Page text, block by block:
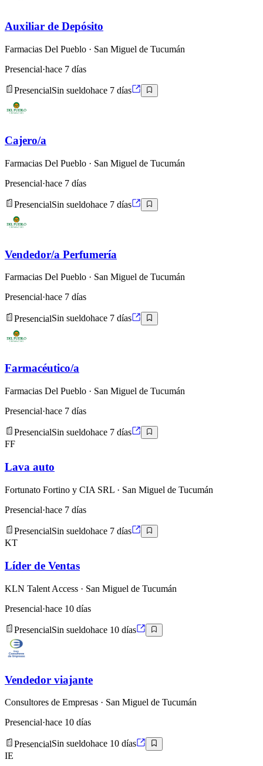
Auxiliar de Depósito
Farmacias Del Pueblo · San Miguel de Tucumán
Presencial·hace 7 días
PresencialSin sueldohace 7 días
Cajero/a
Farmacias Del Pueblo · San Miguel de Tucumán
Presencial·hace 7 días
PresencialSin sueldohace 7 días
Vendedor/a Perfumería
Farmacias Del Pueblo · San Miguel de Tucumán
Presencial·hace 7 días
PresencialSin sueldohace 7 días
Farmacéutico/a
Farmacias Del Pueblo · San Miguel de Tucumán
Presencial·hace 7 días
PresencialSin sueldohace 7 días
FF
Lava auto
Fortunato Fortino y CIA SRL · San Miguel de Tucumán
Presencial·hace 7 días
PresencialSin sueldohace 7 días
KT
Líder de Ventas
KLN Talent Access · San Miguel de Tucumán
Presencial·hace 10 días
PresencialSin sueldohace 10 días
Vendedor viajante
Consultores de Empresas · San Miguel de Tucumán
Presencial·hace 10 días
PresencialSin sueldohace 10 días
IE